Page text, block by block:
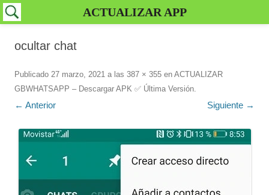
ocultar chat
Publicado 27 marzo, 2021 a las 387 × 355 en ACTUALIZAR
GBWHATSAPP – Descargar APK ✅️ Última Versión.
← Anterior Siguiente →
ACTUALIZAR APP